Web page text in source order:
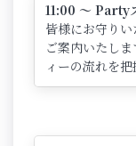
11:00 ～ Party
皆様にお守り
ご案内いたし
ィーの流れを把